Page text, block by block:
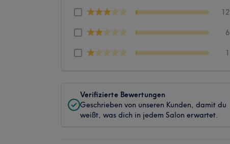
12
6
1
Verifizierte Bewertungen
Geschrieben von unseren Kunden, damit du
weißt, was dich in jedem Salon erwartet.